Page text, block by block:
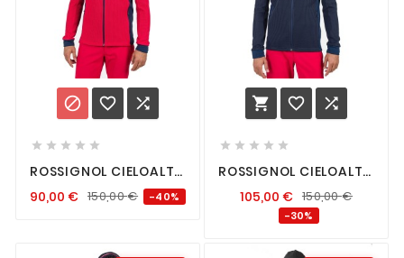
  
    
ROSSIGNOL CIELOALTO
FLEECE FZ SPORTS RED
90,00 € 150,00€ -40%
  
    
ROSSIGNOL CIELOALTO
105,00 € 150,00€
-30%